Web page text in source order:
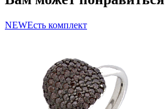
NEWЕсть комплект